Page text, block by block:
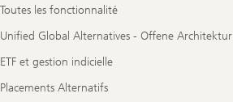
Toutes les fonctionnalité
Unified Global Alternatives - Offene Architektur
ETF et gestion indicielle
Placements Alternatifs